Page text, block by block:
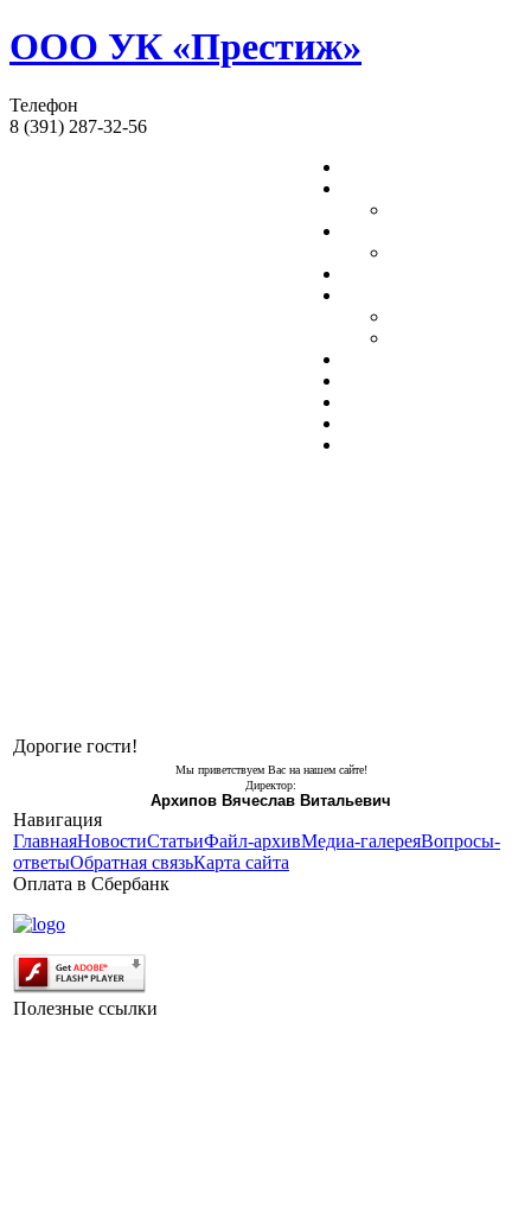
ООО УК «Престиж»
Телефон
8 (391) 287-32-56
Дорогие гости!
Мы приветствуем Вас на нашем сайте!
Директор:
Архипов Вячеслав Витальевич
Навигация
ГлавнаяНовостиСтатьиФайл-архивМедиа-галереяВопросы-
ответыОбратная связьКарта сайта
Оплата в Сбербанк
Полезные ссылки